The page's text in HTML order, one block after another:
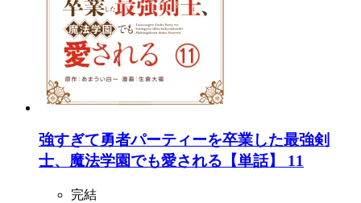
強すぎて勇者パーティーを卒業した最強剣
士、魔法学園でも愛される【単話】 11
完結